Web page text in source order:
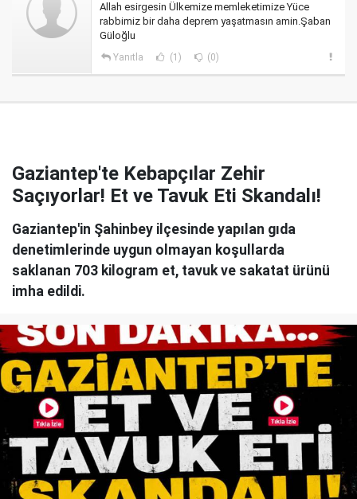
Allah esirgesin Ülkemize memleketimize Yüce
rabbimiz bir daha deprem yaşatmasın amin.Şaban
Güloğlu
Yanıtla (1) (0)
Gaziantep'te Kebapçılar Zehir
Saçıyorlar! Et ve Tavuk Eti Skandalı!
Gaziantep'in Şahinbey ilçesinde yapılan gıda
denetimlerinde uygun olmayan koşullarda
saklanan 703 kilogram et, tavuk ve sakatat ürünü
imha edildi.